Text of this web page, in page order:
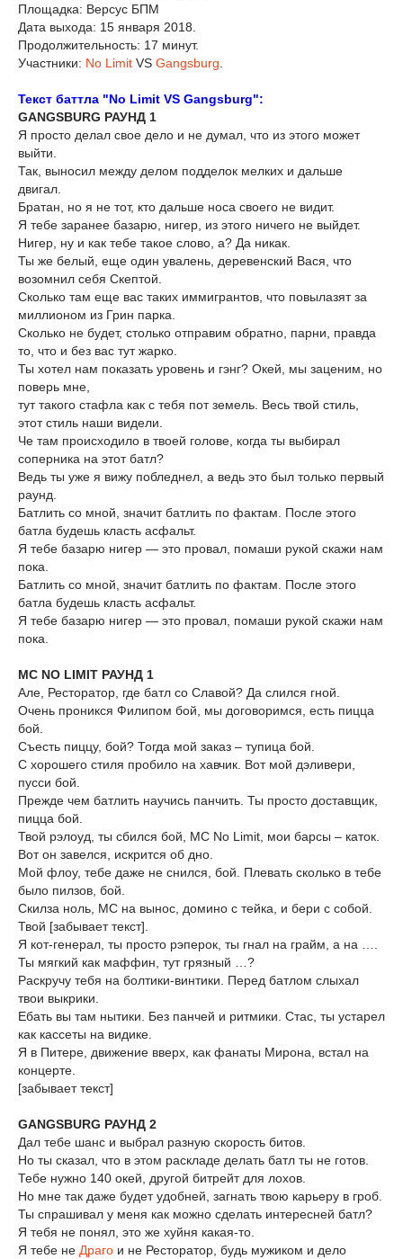
Площадка: Версус БПМ
Дата выхода: 15 января 2018.
Продолжительность: 17 минут.
Участники: No Limit VS Gangsburg
Текст баттла "No Limit VS Gangsburg":
GANGSBURG РАУНД 1
Я просто делал свое дело и не думал, что из этого может
выйти.
Так, выносил между делом подделок мелких и дальше
двигал.
Братан, но я не тот, кто дальше носа своего не видит.
Я тебе заранее базарю, нигер, из этого ничего не выйдет.
Нигер, ну и как тебе такое слово, а? Да никак.
Ты же белый, еще один увалень, деревенский Вася, что
возомнил себя Скептой.
Сколько там еще вас таких иммигрантов, что повылазят за
миллионом из Грин парка.
Сколько не будет, столько отправим обратно, парни, правда
то, что и без вас тут жарко.
Ты хотел нам показать уровень и гэнг? Окей, мы заценим, но
поверь мне,
тут такого стафла как с тебя пот земель. Весь твой стиль,
этот стиль наши видели.
Че там происходило в твоей голове, когда ты выбирал
соперника на этот батл?
Ведь ты уже я вижу побледнел, а ведь это был только первый
раунд.
Батлить со мной, значит батлить по фактам. После этого
батла будешь класть асфальт.
Я тебе базарю нигер — это провал, помаши рукой скажи нам
пока.
Батлить со мной, значит батлить по фактам. После этого
батла будешь класть асфальт.
Я тебе базарю нигер — это провал, помаши рукой скажи нам
пока.
MC NO LIMIT РАУНД 1
Але, Ресторатор, где батл со Славой? Да слился гной.
Очень проникся Филипом бой, мы договоримся, есть пицца
бой.
Съесть пиццу, бой? Тогда мой заказ – тупица бой.
С хорошего стиля пробило на хавчик. Вот мой дэливери,
пусси бой.
Прежде чем батлить научись панчить. Ты просто доставщик,
пицца бой.
Твой рэлоуд, ты сбился бой, MC No Limit, мои барсы – каток.
Вот он завелся, искрится об дно.
Мой флоу, тебе даже не снился, бой. Плевать сколько в тебе
было пилзов, бой.
Скилза ноль, МС на вынос, домино с тейка, и бери с собой.
Твой [забывает текст].
Я кот-генерал, ты просто рэперок, ты гнал на грайм, а на ….
Ты мягкий как маффин, тут грязный …?
Раскручу тебя на болтики-винтики. Перед батлом слыхал
твои выкрики.
Ебать вы там нытики. Без панчей и ритмики. Стас, ты устарел
как кассеты на видике.
Я в Питере, движение вверх, как фанаты Мирона, встал на
концерте.
[забывает текст]
GANGSBURG РАУНД 2
Дал тебе шанс и выбрал разную скорость битов.
Но ты сказал, что в этом раскладе делать батл ты не готов.
Тебе нужно 140 окей, другой битрейт для лохов.
Но мне так даже будет удобней, загнать твою карьеру в гроб.
Ты спрашивал у меня как можно сделать интересней батл?
Я тебя не понял, это же хуйня какая-то.
Я тебе не Драго и не Ресторатор, будь мужиком и дело